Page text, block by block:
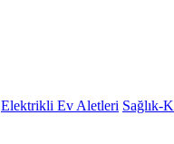
Elektrikli Ev Aletleri Sağlık-